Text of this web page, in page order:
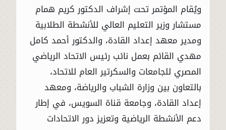
ويُقام المؤتمر تحت إشراف الدكتور كريم همام
مستشار وزير التعليم العالي للأنشطة الطلابية
ومدير معهد إعداد القادة، والدكتور أحمد كامل
مهدي القائم بعمل نائب رئيس الاتحاد الرياضي
المصري للجامعات والسكرتير العام للاتحاد،
بالتعاون بين وزارة الشباب والرياضة، ومعهد
إعداد القادة، وجامعة قناة السويس، في إطار
دعم الأنشطة الرياضية وتعزيز دور الاتحادات